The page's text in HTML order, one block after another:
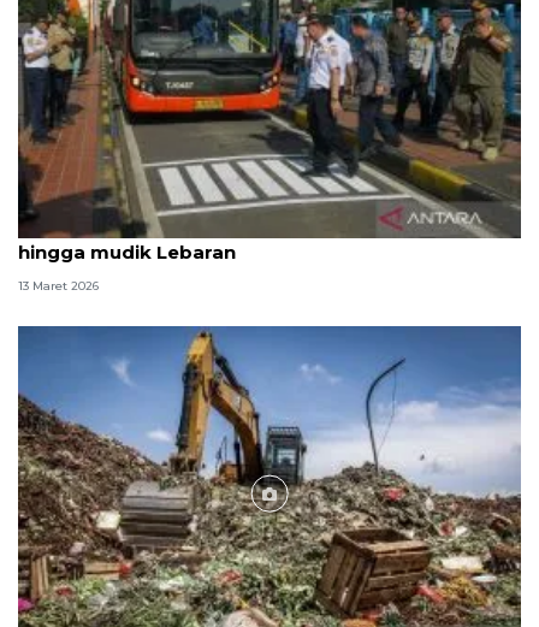
DKI kemarin, Transjabodetabek Blok M-Soetta
hingga mudik Lebaran
13 Maret 2026